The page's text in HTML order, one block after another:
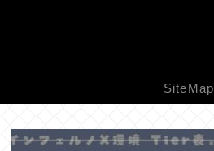
SiteMap